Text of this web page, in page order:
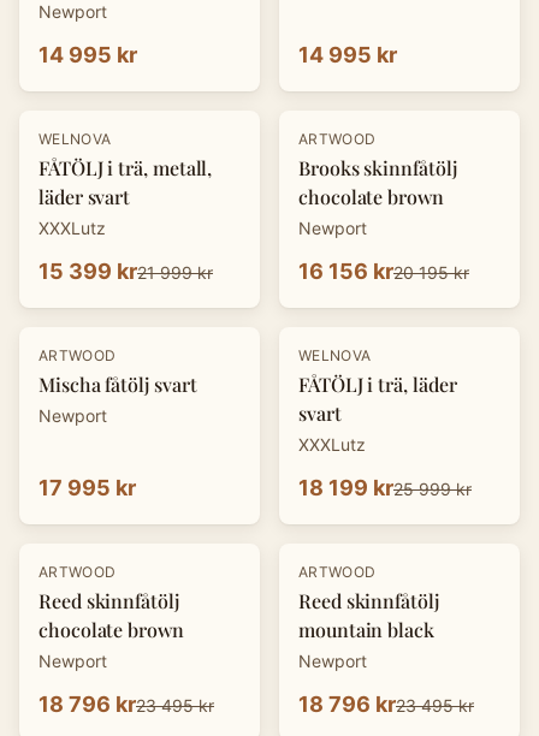
Newport
14 995 kr 14 995 kr
-30 %
WELNOVA
FÅTÖLJ i trä, metall,
läder svart
XXXLutz
15 399 kr21 999 kr
-20%
ARTWOOD
Brooks skinnfåtölj
chocolate brown
Newport
16 156 kr20 195 kr
ARTWOOD
Mischa fåtölj svart
Newport
17 995 kr
-30 %
WELNOVA
FÅTÖLJ i trä, läder
svart
XXXLutz
18 199 kr25 999 kr
-20%
ARTWOOD
Reed skinnfåtölj
chocolate brown
Newport
18 796 kr23 495 kr
-20%
ARTWOOD
Reed skinnfåtölj
mountain black
Newport
18 796 kr23 495 kr